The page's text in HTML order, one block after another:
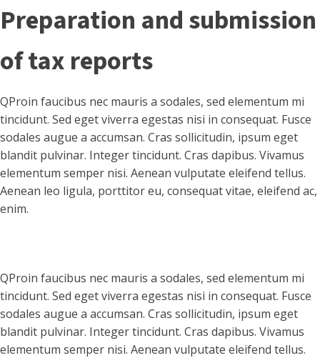
Preparation and submission
of tax reports
QProin faucibus nec mauris a sodales, sed elementum mi
tincidunt. Sed eget viverra egestas nisi in consequat. Fusce
sodales augue a accumsan. Cras sollicitudin, ipsum eget
blandit pulvinar. Integer tincidunt. Cras dapibus. Vivamus
elementum semper nisi. Aenean vulputate eleifend tellus.
Aenean leo ligula, porttitor eu, consequat vitae, eleifend ac,
enim.
QProin faucibus nec mauris a sodales, sed elementum mi
tincidunt. Sed eget viverra egestas nisi in consequat. Fusce
sodales augue a accumsan. Cras sollicitudin, ipsum eget
blandit pulvinar. Integer tincidunt. Cras dapibus. Vivamus
elementum semper nisi. Aenean vulputate eleifend tellus.